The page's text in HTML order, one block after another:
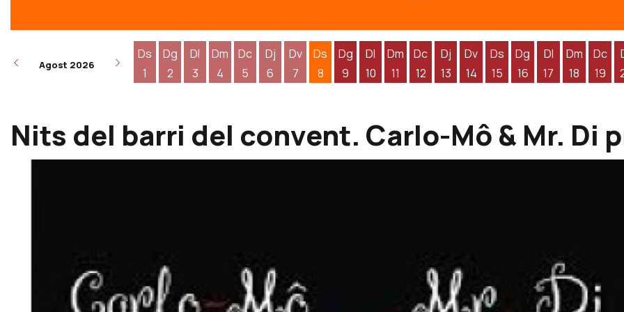
Agost 2026
Ds
1
Dg
2
Dl
3
Dm
4
Dc
5
Dj
6
Dv
7
Ds
8
Dg
9
Dl
10
Dm
11
Dc
12
Dj
13
Dv
14
Ds
15
Dg
16
Dl
17
Dm
18
Dc
19
Nits del barri del convent. Carlo-Mô & Mr. Di